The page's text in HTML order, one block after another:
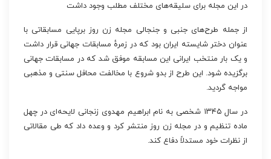
در این مجله برای سلیقه‌های مختلف مطلب وجود داشت
از جمله طرح‌های جنبی و جنجالی مجله زن روز برپایی مسابقاتی با
عنوان دختر شایسته ایران بود که در زمرهٔ مسابقات جهانی قرار داشت
و یک بار منتخب ایرانی این مسابقه موفق شد که در مسابقات جهانی
برگزیده شود. این طرح از بدو شروع با مخالفت محافل سنتی و مذهبی
مواجه گردید.
در سال ۱۳۴۵ شخصی به نام ابراهیم مهدوی زنجانی لایحه‌ای در چهل
ماده تنظیم و در مجله زن روز منتشر کرد و وعده داد که طی مقالاتی
از نظرات خود مستدلاً دفاع کند.